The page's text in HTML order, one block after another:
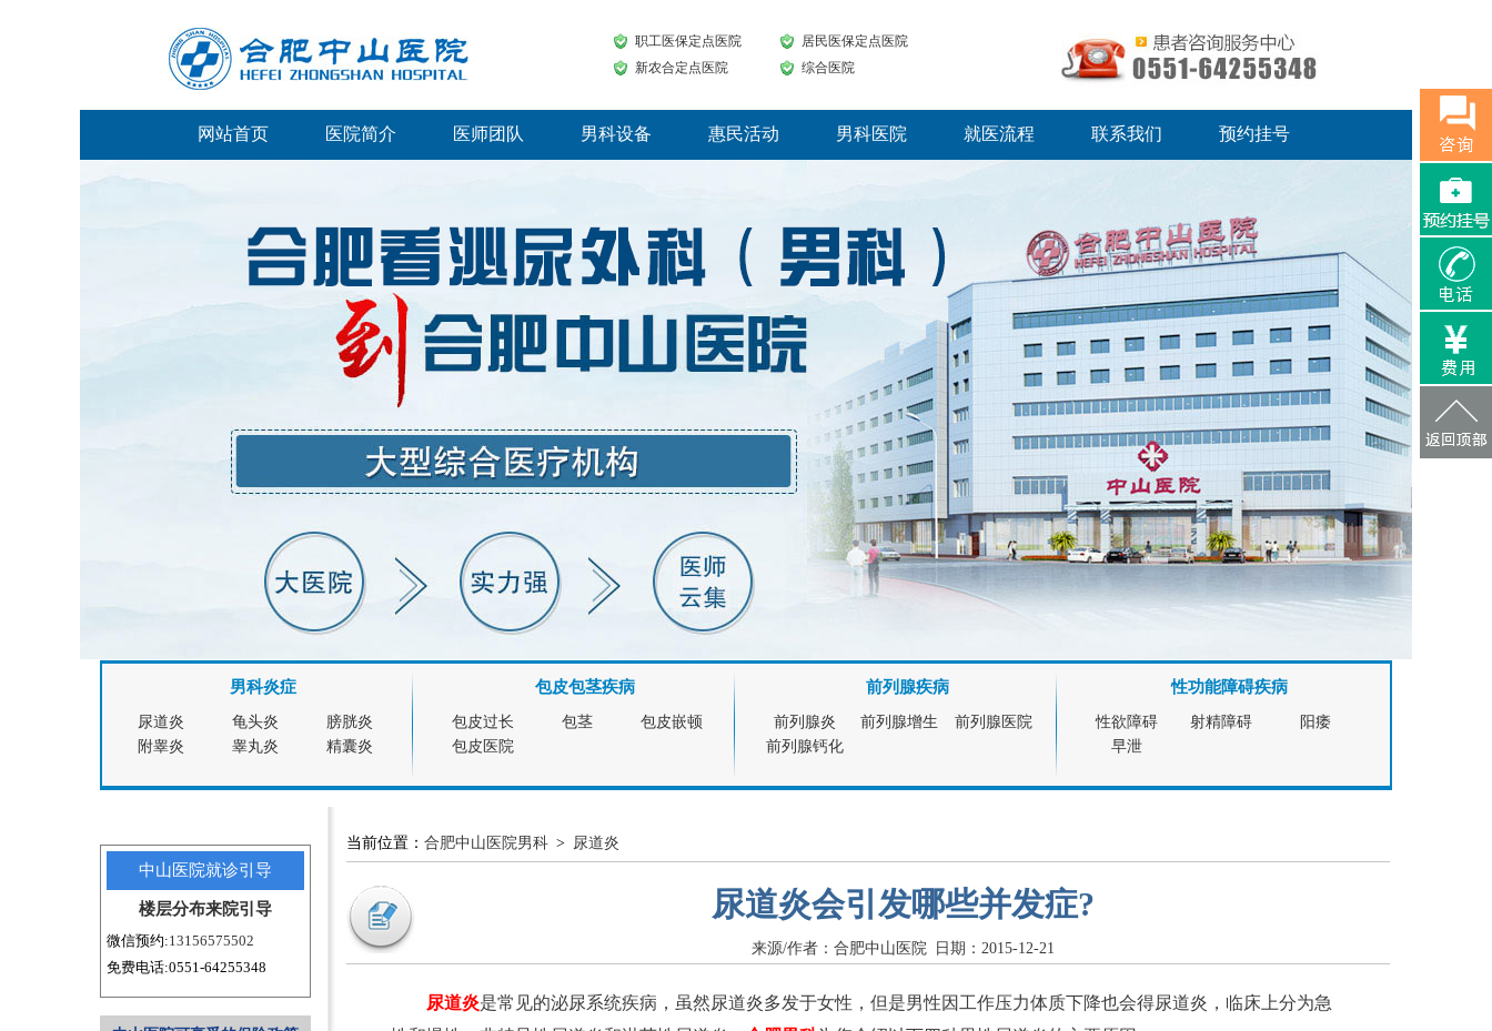
职工医保定点医院
居民医保定点医院
新农合定点医院
综合医院
网站首页 医院简介 医师团队 男科设备 惠民活动 男科医院 就医流程 联系我们 预约挂号
男科炎症
尿道炎 龟头炎
膀胱炎
附睾炎
睾丸炎 精囊炎
包皮包茎疾病
包皮过长 包茎
包皮嵌顿
包皮医院
前列腺疾病
前列腺炎 前列腺增生
前列腺医院
前列腺钙化
性功能障碍疾病
性欲障碍 射精障碍
阳痿
早泄
中山医院就诊引导
楼层分布来院引导
微信预约:13156575502
免费电话:0551-64255348
当前位置： 合肥中山医院男科 > 尿道炎
尿道炎会引发哪些并发症?
来源/作者：合肥中山医院 日期：2015-12-21
尿道炎是常见的泌尿系统疾病，虽然尿道炎多发于女性，但是男性因工作压力体质下降也会得尿道炎，临床上分为急